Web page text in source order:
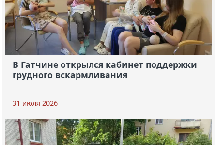
В Гатчине открылся кабинет поддержки
грудного вскармливания
31 июля 2026